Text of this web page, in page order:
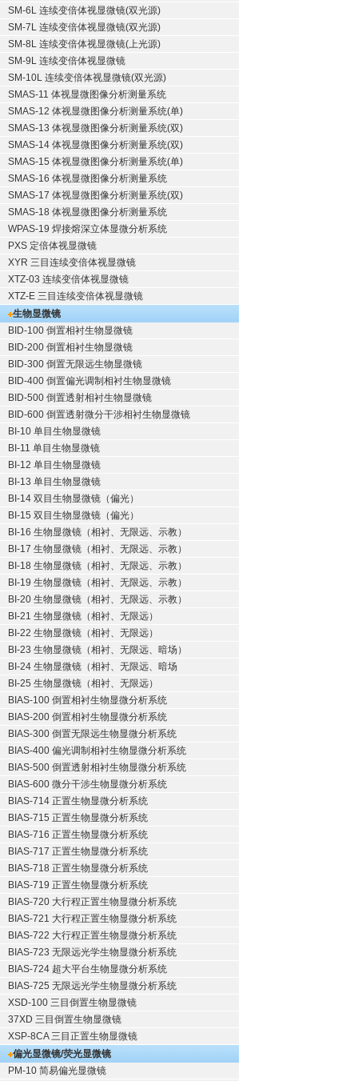
SM-6L 连续变倍体视显微镜(双光源)
SM-7L 连续变倍体视显微镜(双光源)
SM-8L 连续变倍体视显微镜(上光源)
SM-9L 连续变倍体视显微镜
SM-10L 连续变倍体视显微镜(双光源)
SMAS-11 体视显微图像分析测量系统
SMAS-12 体视显微图像分析测量系统(单)
SMAS-13 体视显微图像分析测量系统(双)
SMAS-14 体视显微图像分析测量系统(双)
SMAS-15 体视显微图像分析测量系统(单)
SMAS-16 体视显微图像分析测量系统
SMAS-17 体视显微图像分析测量系统(双)
SMAS-18 体视显微图像分析测量系统
WPAS-19 焊接熔深立体显微分析系统
PXS 定倍体视显微镜
XYR 三目连续变倍体视显微镜
XTZ-03 连续变倍体视显微镜
XTZ-E 三目连续变倍体视显微镜
生物显微镜
BID-100 倒置相衬生物显微镜
BID-200 倒置相衬生物显微镜
BID-300 倒置无限远生物显微镜
BID-400 倒置偏光调制相衬生物显微镜
BID-500 倒置透射相衬生物显微镜
BID-600 倒置透射微分干涉相衬生物显微镜
BI-10 单目生物显微镜
BI-11 单目生物显微镜
BI-12 单目生物显微镜
BI-13 单目生物显微镜
BI-14 双目生物显微镜（偏光）
BI-15 双目生物显微镜（偏光）
BI-16 生物显微镜（相衬、无限远、示教）
BI-17 生物显微镜（相衬、无限远、示教）
BI-18 生物显微镜（相衬、无限远、示教）
BI-19 生物显微镜（相衬、无限远、示教）
BI-20 生物显微镜（相衬、无限远、示教）
BI-21 生物显微镜（相衬、无限远）
BI-22 生物显微镜（相衬、无限远）
BI-23 生物显微镜（相衬、无限远、暗场）
BI-24 生物显微镜（相衬、无限远、暗场
BI-25 生物显微镜（相衬、无限远）
BIAS-100 倒置相衬生物显微分析系统
BIAS-200 倒置相衬生物显微分析系统
BIAS-300 倒置无限远生物显微分析系统
BIAS-400 偏光调制相衬生物显微分析系统
BIAS-500 倒置透射相衬生物显微分析系统
BIAS-600 微分干涉生物显微分析系统
BIAS-714 正置生物显微分析系统
BIAS-715 正置生物显微分析系统
BIAS-716 正置生物显微分析系统
BIAS-717 正置生物显微分析系统
BIAS-718 正置生物显微分析系统
BIAS-719 正置生物显微分析系统
BIAS-720 大行程正置生物显微分析系统
BIAS-721 大行程正置生物显微分析系统
BIAS-722 大行程正置生物显微分析系统
BIAS-723 无限远光学生物显微分析系统
BIAS-724 超大平台生物显微分析系统
BIAS-725 无限远光学生物显微分析系统
XSD-100 三目倒置生物显微镜
37XD 三目倒置生物显微镜
XSP-8CA 三目正置生物显微镜
偏光显微镜/荧光显微镜
PM-10 简易偏光显微镜